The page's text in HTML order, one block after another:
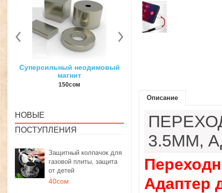
3D ручка для объемного
рисования
1350сом 1190сом
НОВЫЕ
ПОСТУПЛЕНИЯ
Защитный колпачок для
газовой плиты, защита
от детей
40сом
Описание
3.5MM,
Адаптер